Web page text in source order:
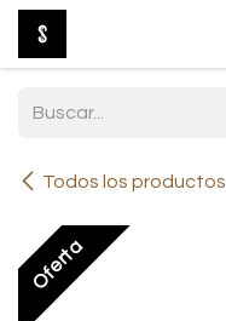
Ir al contenido
Todos los productos
Oferta